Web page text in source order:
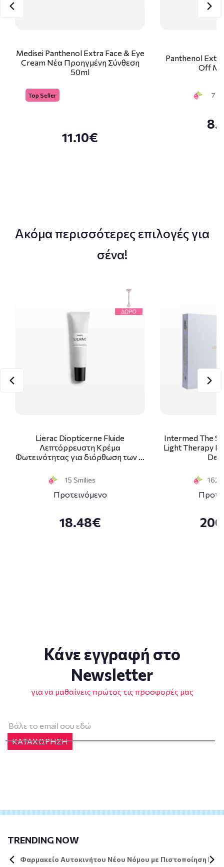
Medisei Panthenol Extra Face & Eye
Cream Νέα Προηγμένη Σύνθεση
50ml
Top Seller
11.10€
Panthenol
Off
7
Ακόμα περισσότερες επιλογές για
σένα!
Lierac Diopticerne Fluide
Λεπτόρρευστη Κρέμα
Φωτεινότητας για διόρθωση των …
15 Smilies
Προτεινόμενο
18.48€
Intermed The
Light Therapy
162
Κάνε εγγραφή στο
Newsletter
για να μαθαίνεις πρώτος τις προσφορές μας
ΚΑΤΑΧΩΡΗΣΗ
TRENDING NOW
Φαρμακείο Αυτοκινήτου Νέου Νόμου με Πιστοποίηση DIN